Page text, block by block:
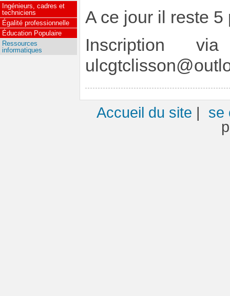
A ce jour il reste 5
Inscription
Ingénieurs, cadres et
techniciens
Égalité professionnelle
Éducation Populaire
Ressources
informatiques
Accueil du site | se